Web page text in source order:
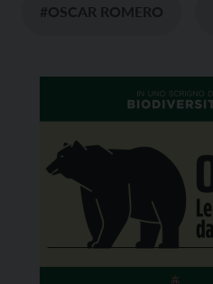
#OSCAR ROMERO